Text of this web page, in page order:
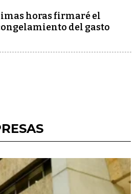
horas firmaré el
del gasto